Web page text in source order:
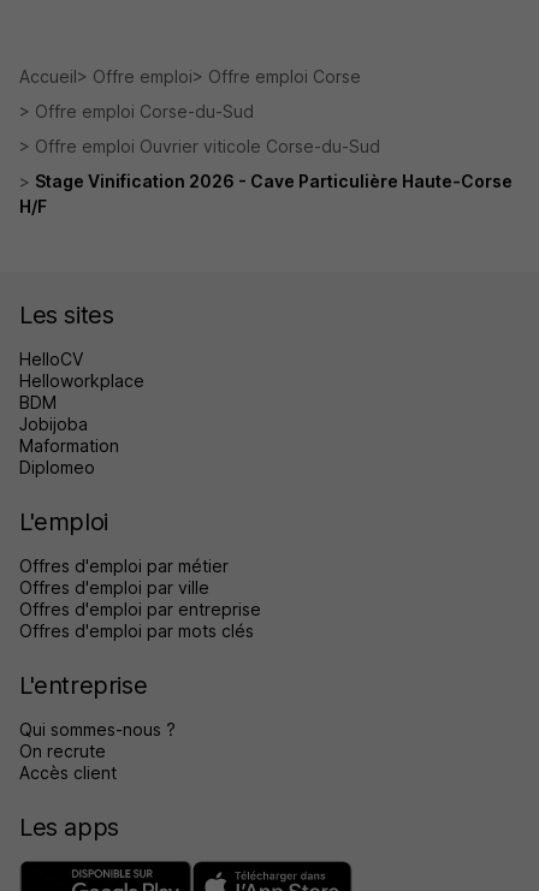
Accueil Offre emploi
Offre emploi Corse
Offre emploi Corse-du-Sud
Offre emploi Ouvrier viticole Corse-du-Sud
Stage Vinification 2026 - Cave Particulière Haute-Corse
H/F
Les sites
HelloCV
Helloworkplace
BDM
Jobijoba
Maformation
Diplomeo
L'emploi
Offres d'emploi par métier
Offres d'emploi par ville
Offres d'emploi par entreprise
Offres d'emploi par mots clés
L'entreprise
Qui sommes-nous ?
On recrute
Accès client
Les apps